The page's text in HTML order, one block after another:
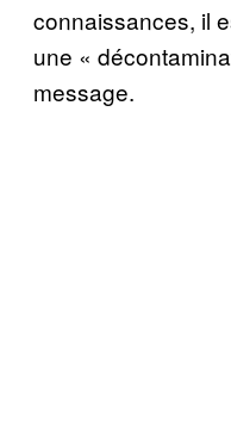
connaissances, il
une «
message.